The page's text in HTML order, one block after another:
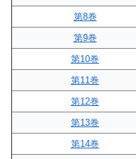
第8巻
第9巻
第10巻
第11巻
第12巻
第13巻
第14巻